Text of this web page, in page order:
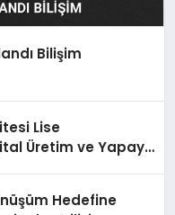
Bilişim
Lise
Üretim ve Yapay
Hedefine